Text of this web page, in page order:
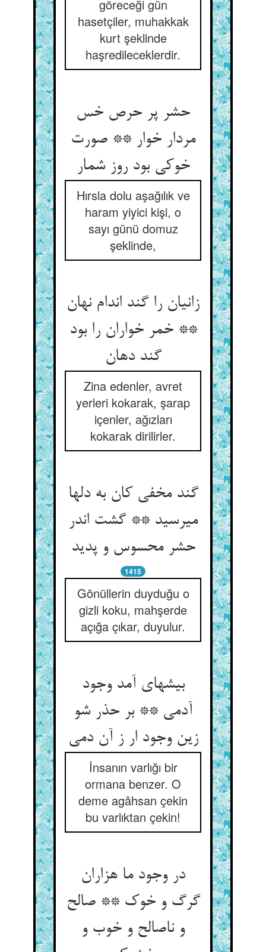
göreceği gün
hasetçiler, muhakkak
kurt şeklinde
haşredileceklerdir.
حشر پر حرص خس
مردار خوار ** صورت
خوکی بود روز شمار
Hırsla dolu aşağılık ve
haram yiyici kişi, o
sayı günü domuz
şeklinde,
زانیان را گند اندام نهان
** خمر خواران را بود
گند دهان‏
Zina edenler, avret
yerleri kokarak, şarap
içenler, ağızları
kokarak dirilirler.
گند مخفی کان به دلها
می‏رسید ** گشت اندر
حشر محسوس و پدید
1415
Gönüllerin duyduğu o
gizli koku, mahşerde
açığa çıkar, duyulur.
بیشه‏ای آمد وجود
آدمی ** بر حذر شو
زین وجود ار ز آن دمی‏
İnsanın varlığı bir
ormana benzer. O
deme agâhsan çekin
bu varlıktan çekin!
در وجود ما هزاران
گرگ و خوک ** صالح
و ناصالح و خوب و